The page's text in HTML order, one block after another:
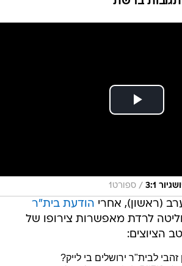
3:1
/ ספורט1
(ראשון), אחרי הודעת בית"ר
לרדת מאפשרות צירופו של
הציוצים:
זהבי לבית"ר ירושלים בי לייק?